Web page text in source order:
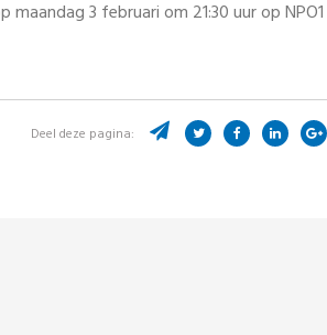
3 februari om 21:30 uur op NPO1
Deel deze pagina: